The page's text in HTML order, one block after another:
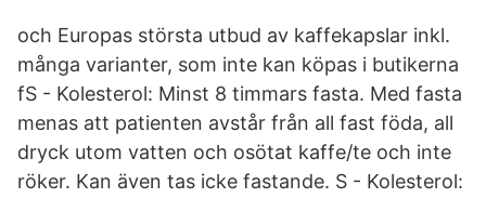
och Europas största utbud av kaffekapslar inkl.
många varianter, som inte kan köpas i butikerna
fS - Kolesterol: Minst 8 timmars fasta. Med fasta
menas att patienten avstår från all fast föda, all
dryck utom vatten och osötat kaffe/te och inte
röker. Kan även tas icke fastande. S - Kolesterol: